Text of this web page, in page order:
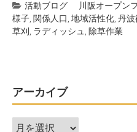
活動ブログ 川阪オープン
様子 関係人口 地域活性化 丹波
草刈
ラディッシュ 除草作業
アーカイブ
ア